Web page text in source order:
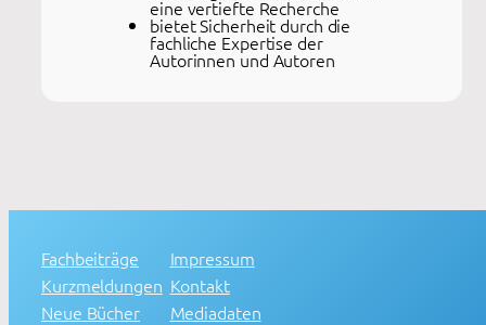
eine vertiefte Recherche
bietet Sicherheit durch die
fachliche Expertise der
Autorinnen und Autoren
Fachbeiträge
Kurzmeldungen
Neue Bücher
Impressum
Kontakt
Mediadaten